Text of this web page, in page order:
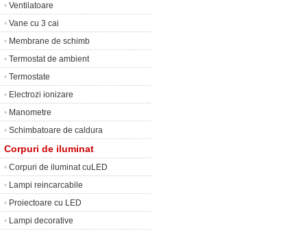
• Ventilatoare
• Vane cu 3 cai
• Membrane de schimb
• Termostat de ambient
• Termostate
• Electrozi ionizare
• Manometre
• Schimbatoare de caldura
Corpuri de iluminat
• Corpuri de iluminat cuLED
• Lampi reincarcabile
• Proiectoare cu LED
• Lampi decorative